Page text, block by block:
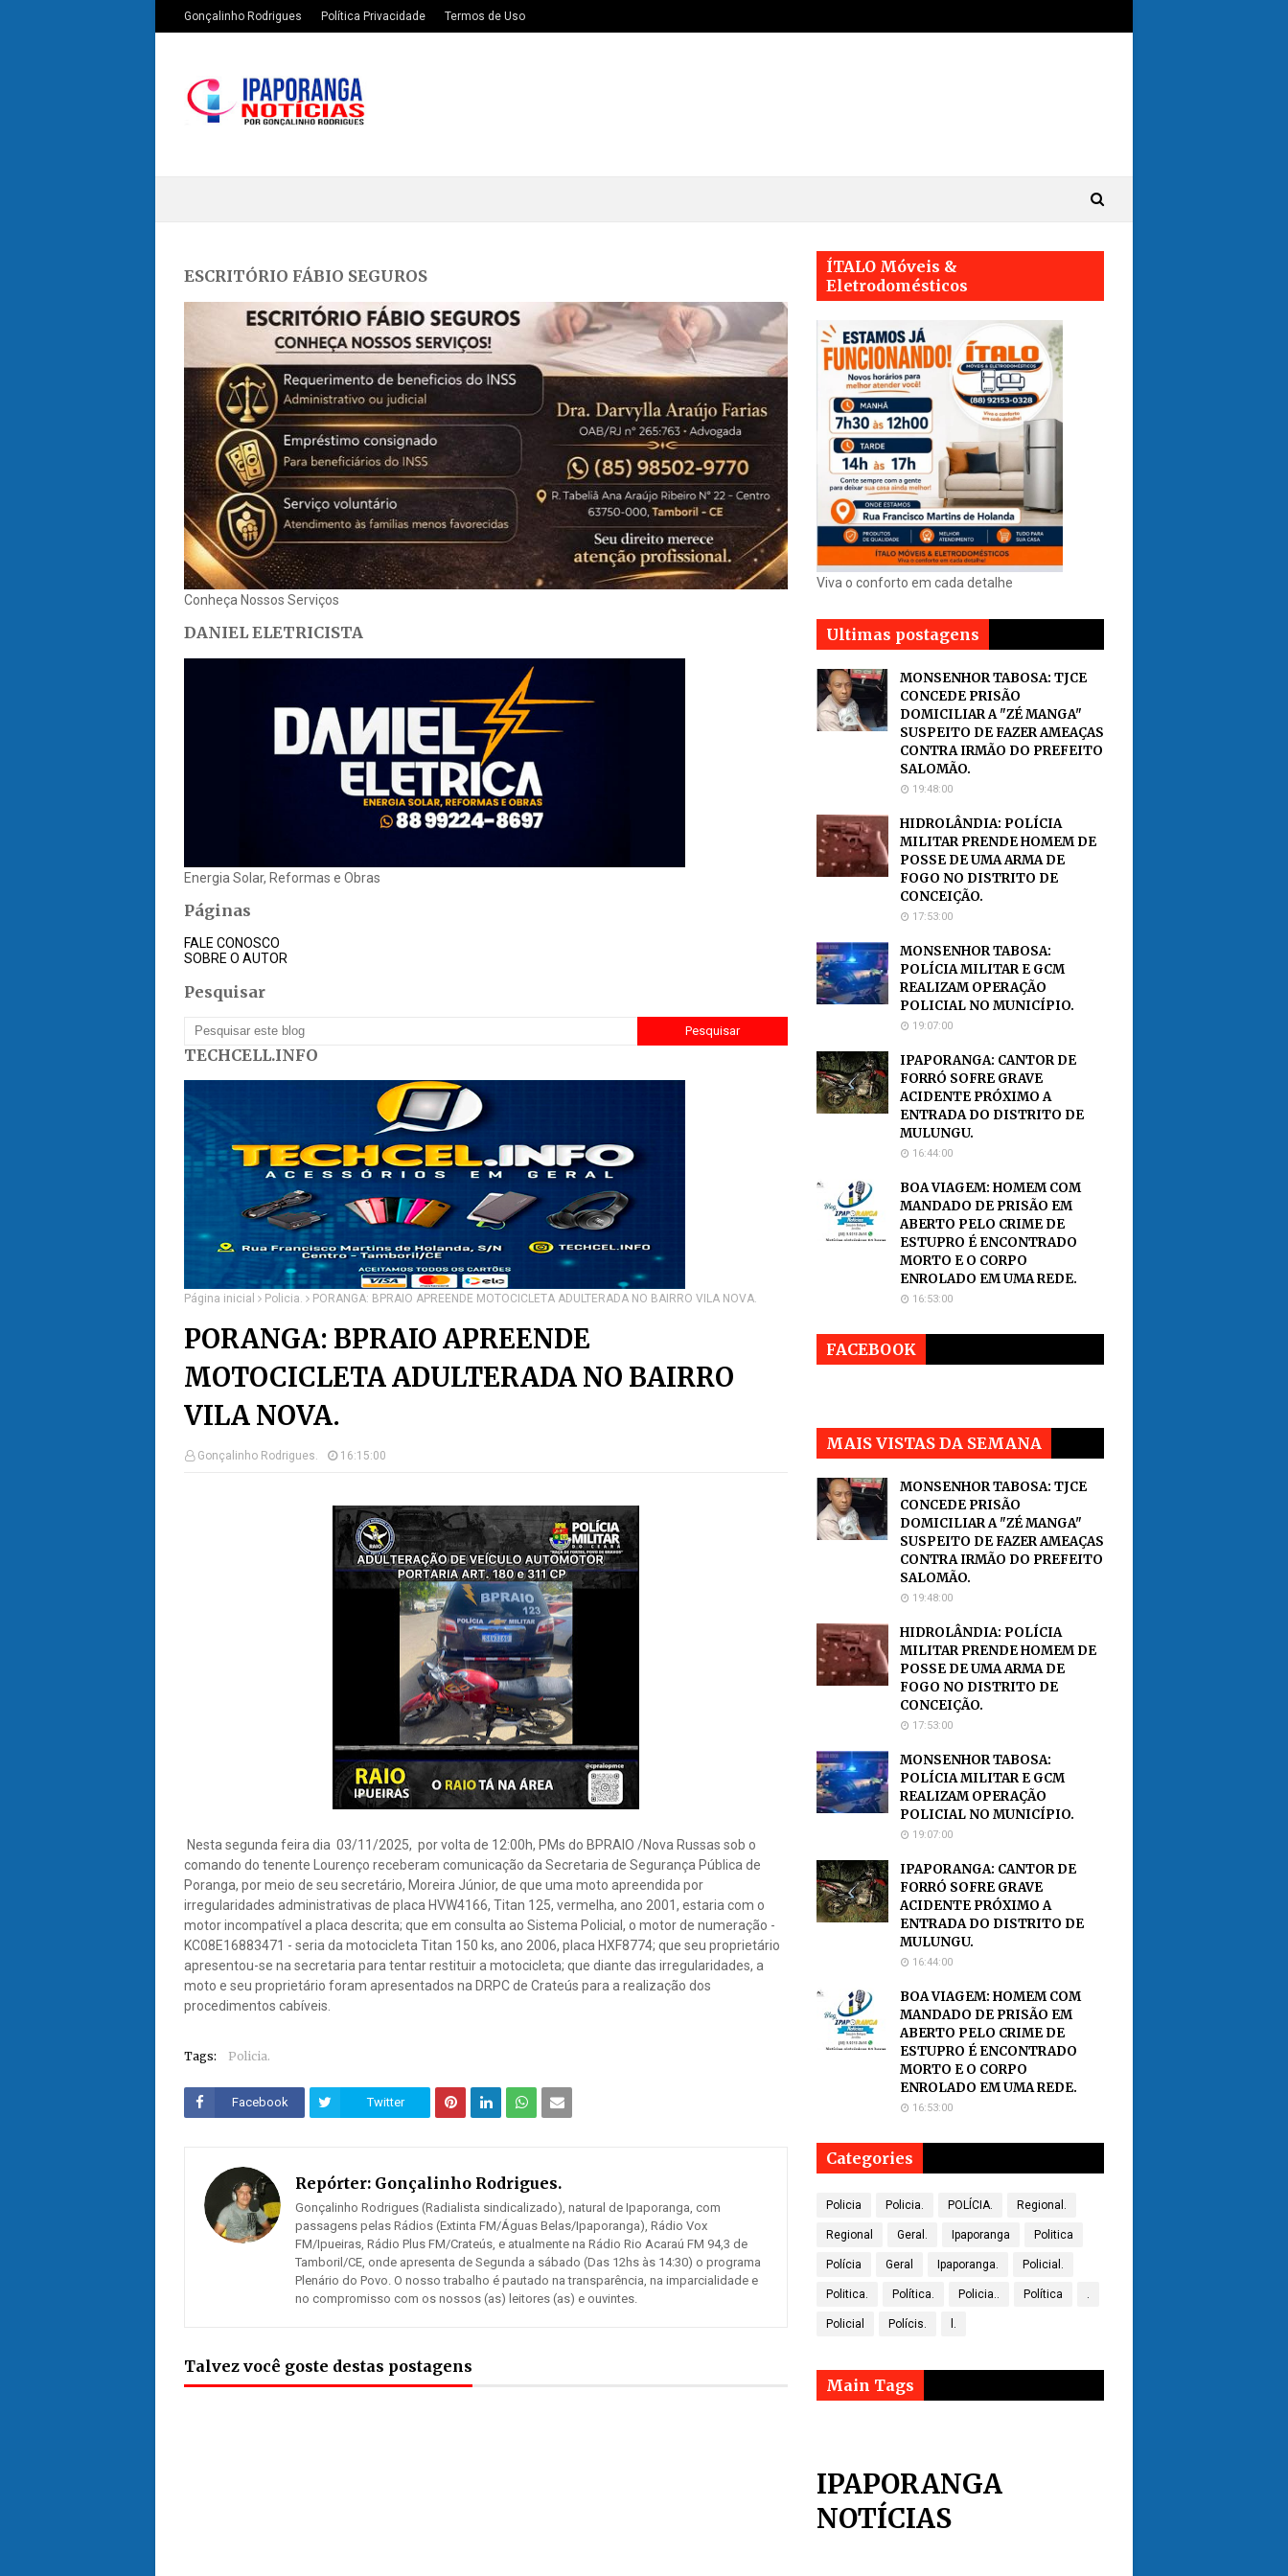
Gonçalinho Rodrigues Política Privacidade Termos de Uso
ESCRITÓRIO FÁBIO SEGUROS
Conheça Nossos Serviços
DANIEL ELETRICISTA
Energia Solar, Reformas e Obras
Páginas
FALE CONOSCO
SOBRE O AUTOR
Pesquisar
TECHCELL.INFO
Página inicial Policia. PORANGA: BPRAIO APREENDE MOTOCICLETA ADULTERADA NO BAIRRO VILA NOVA.
PORANGA: BPRAIO APREENDE
MOTOCICLETA ADULTERADA NO BAIRRO
VILA NOVA.
Gonçalinho Rodrigues. 16:15:00
Nesta segunda feira dia 03/11/2025, por volta de 12:00h, PMs do BPRAIO /Nova Russas sob o
comando do tenente Lourenço receberam comunicação da Secretaria de Segurança Pública de
Poranga, por meio de seu secretário, Moreira Júnior, de que uma moto apreendida por
irregularidades administrativas de placa HVW4166, Titan 125, vermelha, ano 2001, estaria com o
motor incompatível a placa descrita; que em consulta ao Sistema Policial, o motor de numeração -
KC08E16883471 - seria da motocicleta Titan 150 ks, ano 2006, placa HXF8774; que seu proprietário
apresentou-se na secretaria para tentar restituir a motocicleta; que diante das irregularidades, a
moto e seu proprietário foram apresentados na DRPC de Crateús para a realização dos
procedimentos cabíveis.
Tags: Policia.
Facebook Twitter
Repórter: Gonçalinho Rodrigues.
Gonçalinho Rodrigues (Radialista sindicalizado), natural de Ipaporanga, com
passagens pelas Rádios (Extinta FM/Águas Belas/Ipaporanga), Rádio Vox
FM/Ipueiras, Rádio Plus FM/Crateús, e atualmente na Rádio Rio Acaraú FM 94,3 de
Tamboril/CE, onde apresenta de Segunda a sábado (Das 12hs às 14:30) o programa
Plenário do Povo. O nosso trabalho é pautado na transparência, na imparcialidade e
no compromisso com os nossos (as) leitores (as) e ouvintes.
Talvez você goste destas postagens
ÍTALO Móveis &
Eletrodomésticos
Viva o conforto em cada detalhe
Ultimas postagens
MONSENHOR TABOSA: TJCE
CONCEDE PRISÃO
DOMICILIAR A "ZÉ MANGA"
SUSPEITO DE FAZER AMEAÇAS
CONTRA IRMÃO DO PREFEITO
SALOMÃO.
19:48:00
HIDROLÂNDIA: POLÍCIA
MILITAR PRENDE HOMEM DE
POSSE DE UMA ARMA DE
FOGO NO DISTRITO DE
CONCEIÇÃO.
17:53:00
MONSENHOR TABOSA:
POLÍCIA MILITAR E GCM
REALIZAM OPERAÇÃO
POLICIAL NO MUNICÍPIO.
19:07:00
IPAPORANGA: CANTOR DE
FORRÓ SOFRE GRAVE
ACIDENTE PRÓXIMO A
ENTRADA DO DISTRITO DE
MULUNGU.
16:44:00
BOA VIAGEM: HOMEM COM
MANDADO DE PRISÃO EM
ABERTO PELO CRIME DE
ESTUPRO É ENCONTRADO
MORTO E O CORPO
ENROLADO EM UMA REDE.
16:53:00
FACEBOOK
MAIS VISTAS DA SEMANA
MONSENHOR TABOSA: TJCE
CONCEDE PRISÃO
DOMICILIAR A "ZÉ MANGA"
SUSPEITO DE FAZER AMEAÇAS
CONTRA IRMÃO DO PREFEITO
SALOMÃO.
19:48:00
HIDROLÂNDIA: POLÍCIA
MILITAR PRENDE HOMEM DE
POSSE DE UMA ARMA DE
FOGO NO DISTRITO DE
CONCEIÇÃO.
17:53:00
MONSENHOR TABOSA:
POLÍCIA MILITAR E GCM
REALIZAM OPERAÇÃO
POLICIAL NO MUNICÍPIO.
19:07:00
IPAPORANGA: CANTOR DE
FORRÓ SOFRE GRAVE
ACIDENTE PRÓXIMO A
ENTRADA DO DISTRITO DE
MULUNGU.
16:44:00
BOA VIAGEM: HOMEM COM
MANDADO DE PRISÃO EM
ABERTO PELO CRIME DE
ESTUPRO É ENCONTRADO
MORTO E O CORPO
ENROLADO EM UMA REDE.
16:53:00
Categories
Policia Policia. POLÍCIA. Regional.
Regional Geral. Ipaporanga Politica
Polícia Geral Ipaporanga. Policial.
Politica. Política. Policia.. Política .
Policial Polícis. l.
Main Tags
IPAPORANGA
NOTÍCIAS